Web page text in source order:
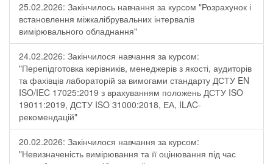
25.02.2026: Закінчилось навчання за курсом "Розрахунок і
встановлення міжкалібрувальних інтервалів
вимірювального обладнання"
24.02.2026: Закінчилося навчання за курсом:
"Перепідготовка керівників, менеджерів з якості, аудиторів
та фахівців лабораторій за вимогами стандарту ДСТУ EN
ISO/IEC 17025:2019 з врахуванням положень ДСТУ ISO
19011:2019, ДСТУ ISO 31000:2018, ЕА, ILAC-
рекомендацій"
20.02.2026: Закінчилося навчання за курсом:
"Невизначеність вимірювання та її оцінювання під час